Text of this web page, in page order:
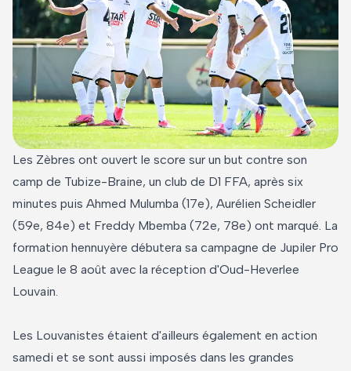
Les Zèbres ont ouvert le score sur un but contre son
camp de Tubize-Braine, un club de D1 FFA, après six
minutes puis Ahmed Mulumba (17e), Aurélien Scheidler
(59e, 84e) et Freddy Mbemba (72e, 78e) ont marqué. La
formation hennuyère débutera sa campagne de Jupiler Pro
League le 8 août avec la réception d'Oud-Heverlee
Louvain.
Les Louvanistes étaient d'ailleurs également en action
samedi et se sont aussi imposés dans les grandes